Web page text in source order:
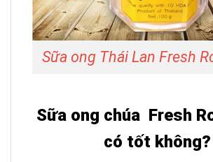
Sữa ong Thái Lan Fresh
Sữa ong chúa Fresh
có tốt không?